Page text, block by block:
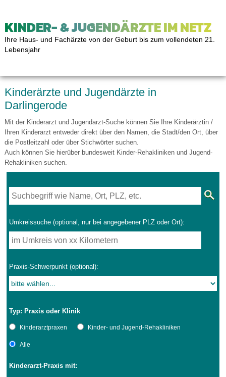
KINDER- & JUGENDÄRZTE IM NETZ
Ihre Haus- und Fachärzte von der Geburt bis zum vollendeten 21.
Lebensjahr
Kinderärzte und Jugendärzte in
Darlingerode
Mit der Kinderarzt und Jugendarzt-Suche können Sie Ihre Kinderärztin /
Ihren Kinderarzt entweder direkt über den Namen, die Stadt/den Ort, über
die Postleitzahl oder über Stichwörter suchen.
Auch können Sie hierüber bundesweit Kinder-Rehakliniken und Jugend-
Rehakliniken suchen.
Umkreissuche (optional, nur bei angegebener PLZ oder Ort):
Praxis-Schwerpunkt (optional):
Typ: Praxis oder Klinik
Kinderarztpraxen Kinder- und Jugend-Rehakliniken
Alle
Kinderarzt-Praxis mit: